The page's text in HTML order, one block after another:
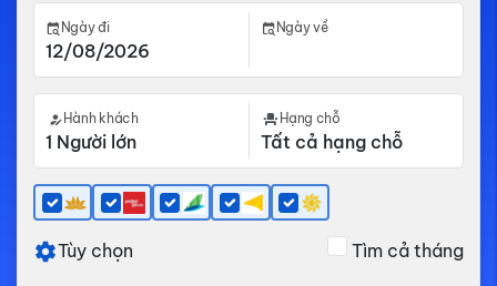
Ngày đi Ngày về
Hành khách Hạng chỗ
Tùy chọn Tìm cả tháng